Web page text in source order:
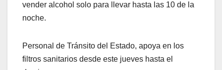
vender alcohol solo para llevar hasta las 10 de la
noche.
Personal de Tránsito del Estado, apoya en los
filtros sanitarios desde este jueves hasta el